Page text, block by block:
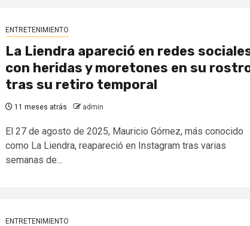
ENTRETENIMIENTO
La Liendra apareció en redes
con heridas y moretones en su
tras su retiro temporal
11 meses atrás admin
El 27 de agosto de 2025, Mauricio Gómez, más conocido
como La Liendra, reapareció en Instagram tras varias
semanas de...
ENTRETENIMIENTO